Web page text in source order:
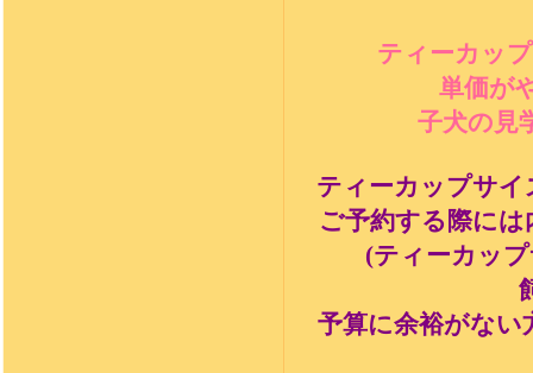
ティーカッ
単価が
子犬の見
ティーカップサイ
ご予約する際に
(ティーカッ
予算に余裕がない